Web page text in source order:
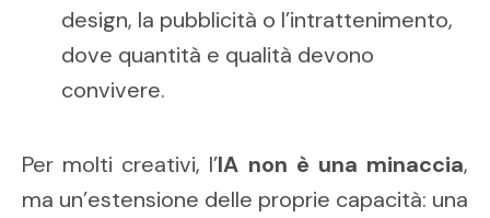
design, la pubblicità o l’intrattenimento,
dove quantità e qualità devono
convivere.
Per molti creativi, l’IA non è una minaccia,
ma un’estensione delle proprie capacità: una